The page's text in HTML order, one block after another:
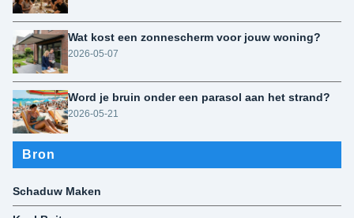
Wat kost een zonnescherm voor jouw woning?
2026-05-07
Word je bruin onder een parasol aan het strand?
2026-05-21
Bron
Schaduw Maken